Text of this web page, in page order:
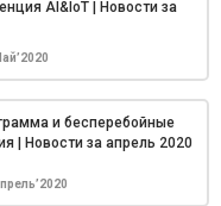
AI&IoT | Новости за
и бесперебойные
| Новости за апрель 2020